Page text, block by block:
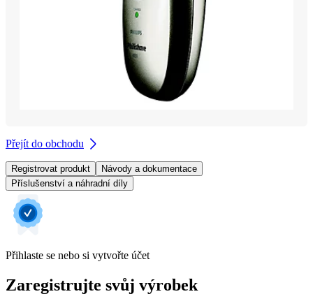
Přejít do obchodu
Registrovat produkt
Návody a dokumentace
Příslušenství a náhradní díly
Přihlaste se nebo si vytvořte účet
Zaregistrujte svůj výrobek